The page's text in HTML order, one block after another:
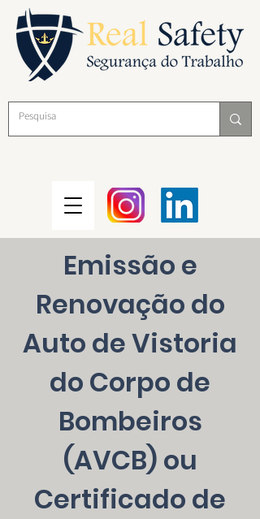
Emissão e
Renovação do
Auto de Vistoria
do Corpo de
Bombeiros
(AVCB) ou
Certificado de